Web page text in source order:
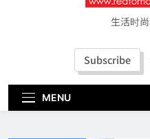
“See Her Heal – 1,000 Untold
妈妈提供分享剖腹产复原历
地产经纪行业蓬勃发展
生活时
Subscribe
MENU